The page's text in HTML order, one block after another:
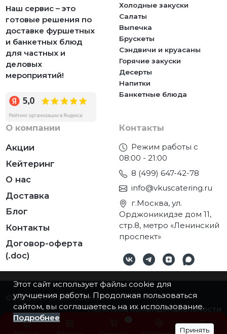
Наш сервис – это
готовые решения по
доставке фуршетных
и банкетных блюд
для частных и
деловых
мероприятий!
Холодные закуски
Салаты
Выпечка
Брускеты
Сэндвичи и круасаны
Горячие закуски
Десерты
Напитки
Банкетные блюда
О компании
Акции
Кейтеринг
О нас
Доставка
Блог
Контакты
Договор-оферта
(.doc)
Контакты
Режим работы с
08:00 - 21:00
8 (499) 647-42-78
info@vkuscatering.ru
г.Москва, ул.
Орджоникидзе дом 11,
стр.8, метро «Ленинский
проспект»
©2026ИП ТУМАНОВ П.М.
Политика конфиденциальности
Этот сайт использует файлы cookie для
улучшения работы. Продолжая пользоваться
сайтом, вы соглашаетесь на их использование.
Подробнее
Принять